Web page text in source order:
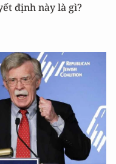
định này là gì?